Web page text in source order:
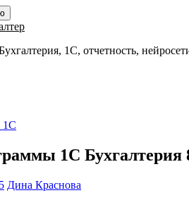
1С, отчетность,
1С
1С Бухгалтерия
Дина Краснова